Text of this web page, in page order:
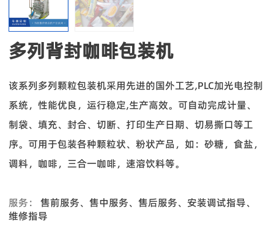
多列背封咖啡包装机
该系列多列颗粒包装机采用先进的国外工艺,PLC加光电控制
系统，性能优良，运行稳定,生产高效。可自动完成计量、
制袋、填充、封合、切断、打印生产日期、切易撕口等工
序。可用于包装各种颗粒状、粉状产品，如：砂糖，食盐，
调料，咖啡，三合一咖啡，速溶饮料等。
服务：售前服务、售中服务、售后服务、安装调试指导、
维修指导